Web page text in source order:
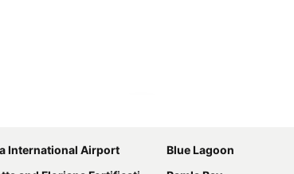
International Airport
Blue Lagoon